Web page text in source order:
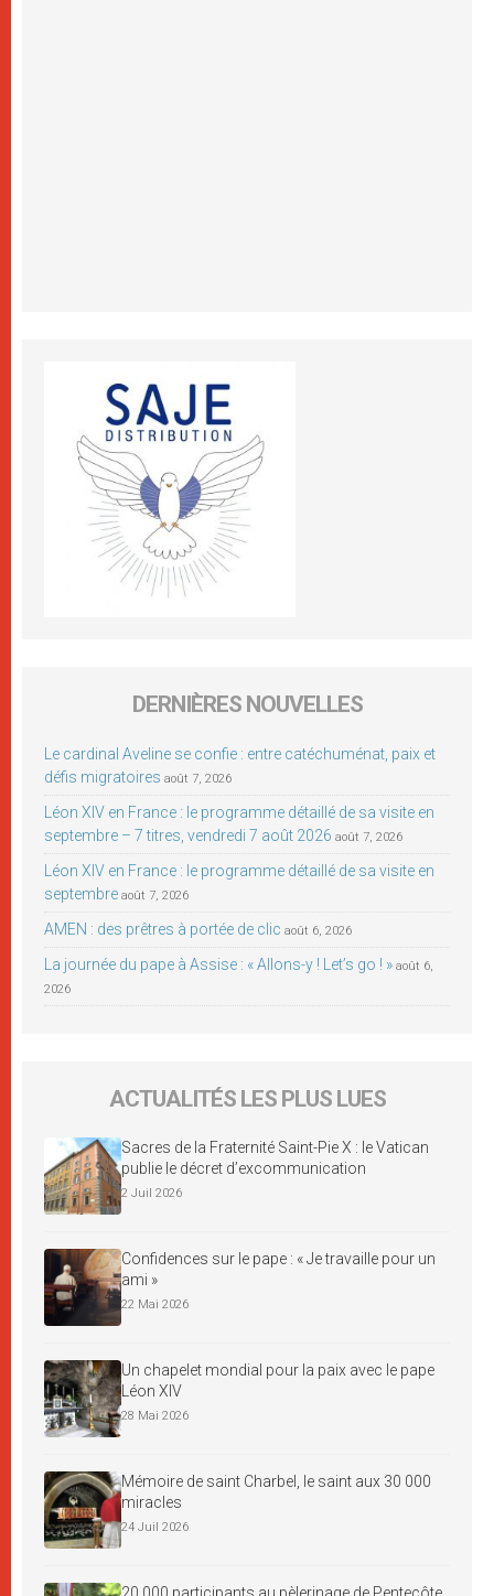
DERNIÈRES NOUVELLES
Le cardinal Aveline se confie : entre catéchuménat, paix et
défis migratoires août 7, 2026
Léon XIV en France : le programme détaillé de sa visite en
septembre – 7 titres, vendredi 7 août 2026 août 7, 2026
Léon XIV en France : le programme détaillé de sa visite en
septembre août 7, 2026
AMEN : des prêtres à portée de clic août 6, 2026
La journée du pape à Assise : « Allons-y ! Let’s go ! » août 6,
2026
ACTUALITÉS LES PLUS LUES
Sacres de la Fraternité Saint-Pie X : le Vatican
publie le décret d’excommunication
2 Juil 2026
Confidences sur le pape : « Je travaille pour un
ami »
22 Mai 2026
Un chapelet mondial pour la paix avec le pape
Léon XIV
28 Mai 2026
Mémoire de saint Charbel, le saint aux 30 000
miracles
24 Juil 2026